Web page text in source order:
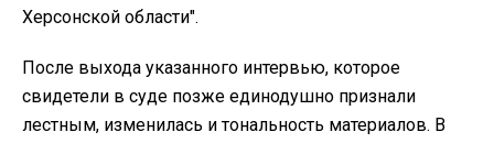
Херсонской области".
После выхода указанного интервью, которое
свидетели в суде позже единодушно признали
лестным, изменилась и тональность материалов. В